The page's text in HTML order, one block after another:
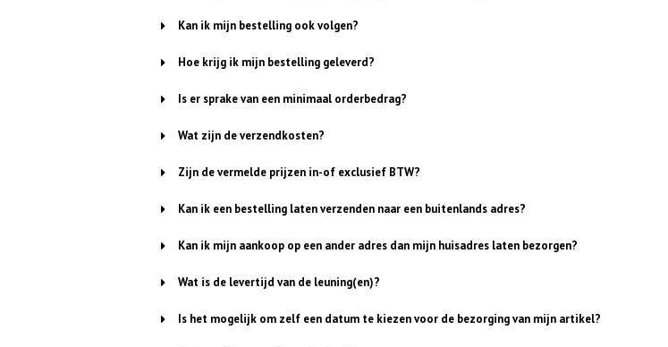
Kan ik mijn bestelling ook volgen?
Hoe krijg ik mijn bestelling geleverd?
Is er sprake van een minimaal orderbedrag?
Wat zijn de verzendkosten?
Zijn de vermelde prijzen in-of exclusief BTW?
Kan ik een bestelling laten verzenden naar een buitenlands adres?
Kan ik mijn aankoop op een ander adres dan mijn huisadres laten bezorgen?
Wat is de levertijd van de leuning(en)?
Is het mogelijk om zelf een datum te kiezen voor de bezorging van mijn artikel?